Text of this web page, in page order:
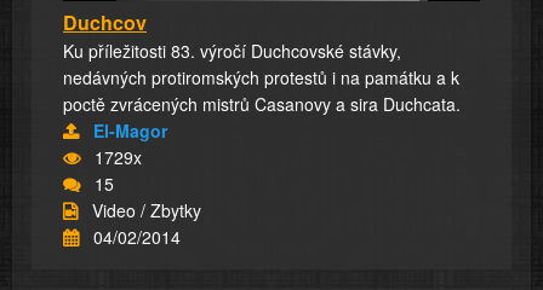
Duchcov
Ku příležitosti 83. výročí Duchcovské stávky,
nedávných protiromských protestů i na památku a k
poctě zvrácených mistrů Casanovy a sira Duchcata.
El-Magor
1729x
15
Video / Zbytky
04/02/2014